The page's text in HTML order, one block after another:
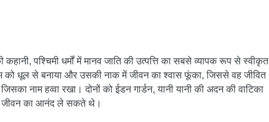
पश्चिमी धर्मों में मानव जाति की उत्पत्ति का सबसे व्यापक रूप से स्वीकृत
धूल से बनाया और उसकी नाक में जीवन का श्वास फूंका, जिससे वह जीवित
नाम हव्वा रखा। दोनों को ईडन गार्डन, यानी यानी की अदन की वाटिका
के जीवन का आनंद ले सकते थे।